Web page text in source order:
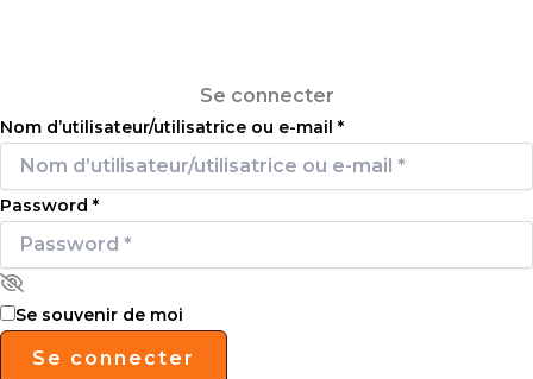
Se connecter
Nom d’utilisateur/utilisatrice ou e-mail *
Password *
Se souvenir de moi
Se connecter